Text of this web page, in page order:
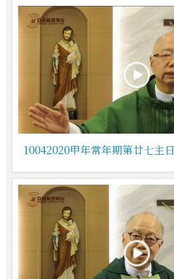
10042020甲年常年期第廿七主日